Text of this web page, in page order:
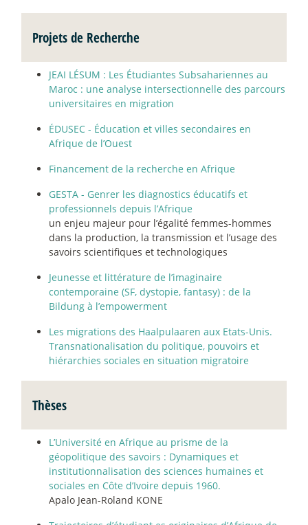
Projets de Recherche
JEAI LÉSUM : Les Étudiantes Subsahariennes au
Maroc : une analyse intersectionnelle des parcours
universitaires en migration
ÉDUSEC - Éducation et villes secondaires en
Afrique de l’Ouest
Financement de la recherche en Afrique
GESTA - Genrer les diagnostics éducatifs et
professionnels depuis l’Afrique
un enjeu majeur pour l’égalité femmes-hommes
dans la production, la transmission et l’usage des
savoirs scientifiques et technologiques
Jeunesse et littérature de l’imaginaire
contemporaine (SF, dystopie, fantasy) : de la
Bildung à l’empowerment
Les migrations des Haalpulaaren aux Etats-Unis.
Transnationalisation du politique, pouvoirs et
hiérarchies sociales en situation migratoire
Thèses
L’Université en Afrique au prisme de la
géopolitique des savoirs : Dynamiques et
institutionnalisation des sciences humaines et
sociales en Côte d’Ivoire depuis 1960.
Apalo Jean-Roland KONE